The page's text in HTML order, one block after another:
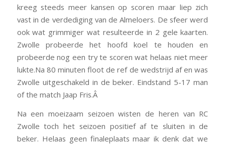
kreeg steeds meer kansen op scoren maar liep zich
vast in de verdediging van de Almeloers. De sfeer werd
ook wat grimmiger wat resulteerde in 2 gele kaarten.
Zwolle probeerde het hoofd koel te houden en
probeerde nog een try te scoren wat helaas niet meer
lukte.Na 80 minuten floot de ref de wedstrijd af en was
Zwolle uitgeschakeld in de beker. Eindstand 5-17 man
of the match Jaap Fris.Â
Na een moeizaam seizoen wisten de heren van RC
Zwolle toch het seizoen positief af te sluiten in de
beker. Helaas geen finaleplaats maar ik denk dat we